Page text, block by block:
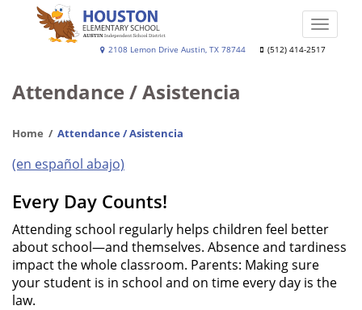
Houston
School
2108 Lemon Drive Austin, TX 78744 (512) 414-2517
Toggle
Attendance / Asistencia
Home Attendance / Asistencia
(en español abajo)
Every Day Counts!
Attending school regularly helps children feel better
about school—and themselves. Absence and tardiness
impact the whole classroom. Parents: Making sure
your student is in school and on time every day is the
law.